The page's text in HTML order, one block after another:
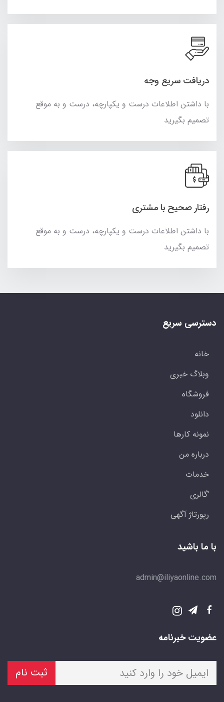
دریافت سریع وجه
با داشتن اطلاعات درست و یکپارچه، درست و به موقع
تصمیم بگیرید
رفتار صحیح با مشتری
با داشتن اطلاعات درست و یکپارچه، درست و به موقع
تصمیم بگیرید
دسترسی سریع
خانه
وبلاگ خبری
فروشگاه
دانلود
نمونه کارها
درباره من
خدمات
'گالری
رپورتاژ آگهی
با ما باشید
admin@iliyaonline.com
عضویت خبرنامه
ثبت نام